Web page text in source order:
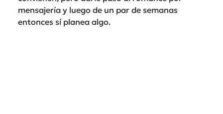
mensajería y luego de un par de semanas
entonces sí planea algo.